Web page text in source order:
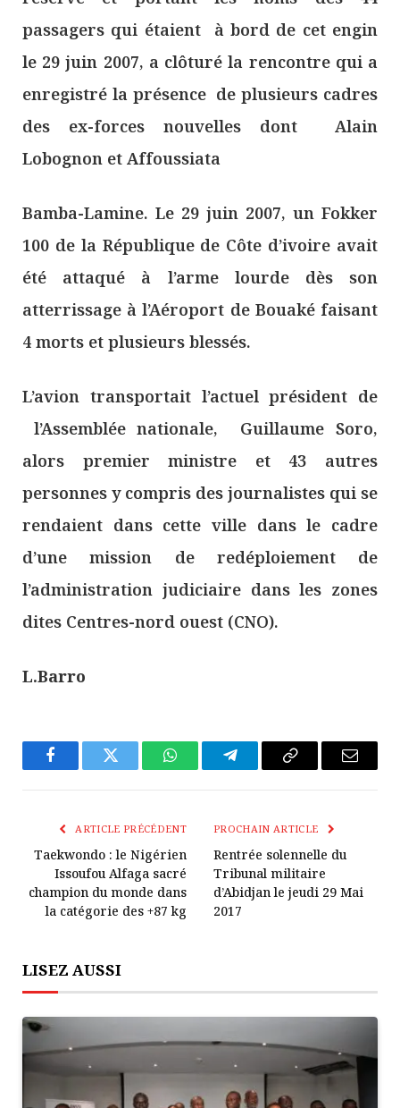
passagers qui étaient à bord de cet engin
le 29 juin 2007, a clôturé la rencontre qui a
enregistré la présence de plusieurs cadres
des ex-forces nouvelles dont Alain
Lobognon et Affoussiata
Bamba-Lamine. Le 29 juin 2007, un Fokker
100 de la République de Côte d’ivoire avait
été attaqué à l’arme lourde dès son
atterrissage à l’Aéroport de Bouaké faisant
4 morts et plusieurs blessés.
L’avion transportait l’actuel président de
l’Assemblée nationale, Guillaume Soro,
alors premier ministre et 43 autres
personnes y compris des journalistes qui se
rendaient dans cette ville dans le cadre
d’une mission de redéploiement de
l’administration judiciaire dans les zones
dites Centres-nord ouest (CNO).
L.Barro
FacebookTwitter WhatsAppTélégrammeCopier
Lien
E-
ARTICLE PRÉCÉDENT
Taekwondo : le Nigérien
Issoufou Alfaga sacré
champion du monde dans
la catégorie des +87 kg
PROCHAIN ARTICLE
Rentrée solennelle du
Tribunal militaire
d’Abidjan le jeudi 29 Mai
2017
LISEZ AUSSI